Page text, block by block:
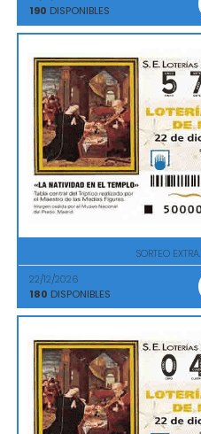
190 DISPONIBLES
SORTEO
22/12/2026
180 DISPONIBLES